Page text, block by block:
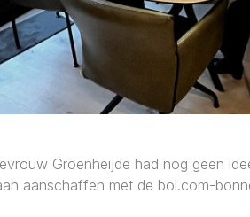
Groenheijde had nog geen
aanschaffen met de bol.com-